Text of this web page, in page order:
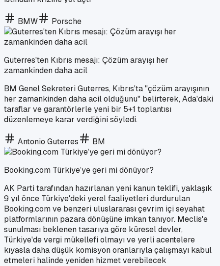
BMW Porsche
Guterres'ten Kıbrıs mesajı: Çözüm arayışı her
zamankinden daha acil
BM Genel Sekreteri Guterres, Kıbrıs'ta "çözüm arayışının
her zamankinden daha acil olduğunu" belirterek, Ada'daki
taraflar ve garantörlerle yeni bir 5+1 toplantısı
düzenlemeye karar verdiğini söyledi.
Antonio Guterres BM
Booking.com Türkiye’ye geri mi dönüyor?
AK Parti tarafından hazırlanan yeni kanun teklifi, yaklaşık
9 yıl önce Türkiye'deki yerel faaliyetleri durdurulan
Booking.com ve benzeri uluslararası çevrim içi seyahat
platformlarının pazara dönüşüne imkan tanıyor. Meclis'e
sunulması beklenen tasarıya göre küresel devler,
Türkiye'de vergi mükellefi olmayı ve yerli acentelere
kıyasla daha düşük komisyon oranlarıyla çalışmayı kabul
etmeleri halinde yeniden hizmet verebilecek